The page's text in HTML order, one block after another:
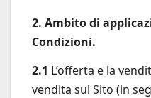
2. Ambito di
Condizioni.
2.1 L’offerta e la
vendita sul Sito (in